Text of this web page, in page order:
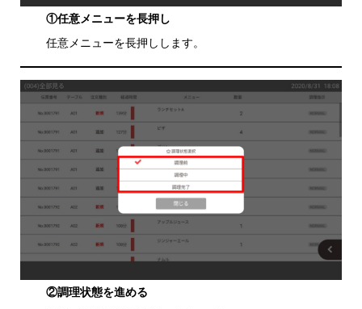
①任意メニューを長押し
任意メニューを長押しします。
②調理状態を進める